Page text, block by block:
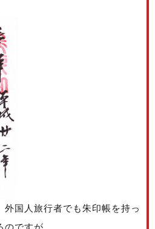
国人旅行者でも朱印帳を持っ